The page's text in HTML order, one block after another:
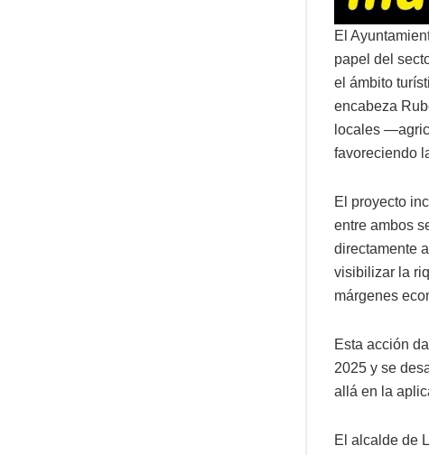
El
papel del
el ámbito
encabeza
locales
favoreciendo
El proyecto
entre ambos
directamente
visibilizar la
márgenes
Esta acción
2025 y se
allá en la
El alcalde de